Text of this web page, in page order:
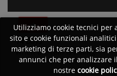
14 Days
When the rain is falling
Utilizziamo cookie tecnici per
sito e cookie funzionali
marketing di terze parti, sia
annunci che per analizzare
nostre cookie